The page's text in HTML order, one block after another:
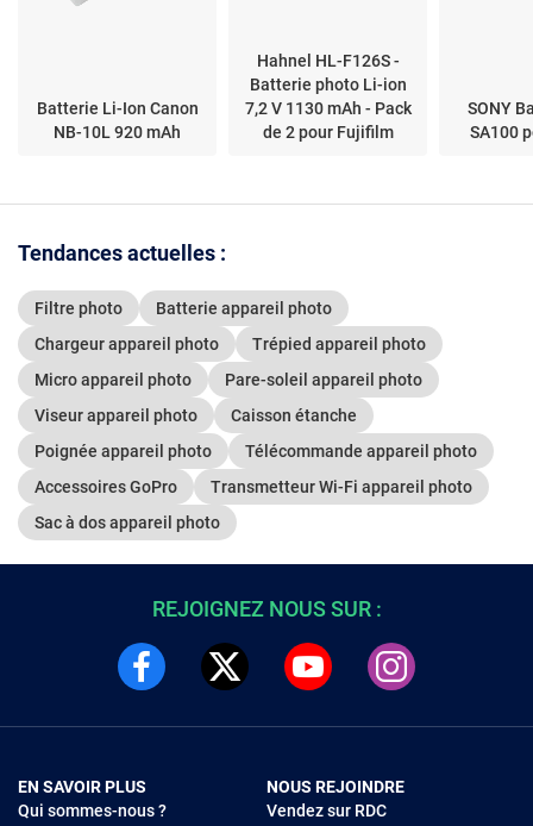
Batterie Li-Ion Canon
NB-10L 920 mAh
Hahnel HL-F126S -
Batterie photo Li-ion
7,2 V 1130 mAh - Pack
de 2 pour Fujifilm
SONY
SA100
Tendances actuelles :
Filtre photo
Batterie appareil photo
Chargeur appareil photo
Trépied appareil photo
Micro appareil photo
Pare-soleil appareil photo
Viseur appareil photo
Caisson étanche
Poignée appareil photo
Télécommande appareil photo
Accessoires GoPro
Transmetteur Wi-Fi appareil photo
Sac à dos appareil photo
REJOIGNEZ NOUS SUR :
EN SAVOIR PLUS
Qui sommes-nous ?
NOUS REJOINDRE
Vendez sur RDC